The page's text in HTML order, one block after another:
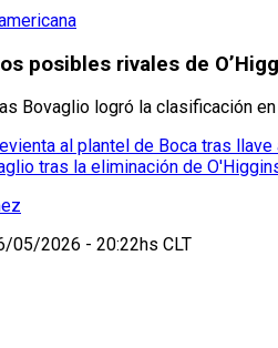
posibles rivales de
Bovaglio logró la clasificación
al plantel de Boca tras
tras la eliminación de
05/2026 - 20:22hs CLT